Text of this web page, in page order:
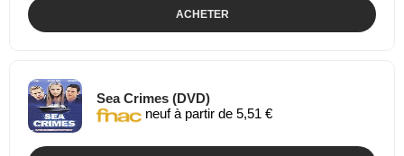
ACHETER
Sea Crimes (DVD)
neuf à partir de 5,51 €